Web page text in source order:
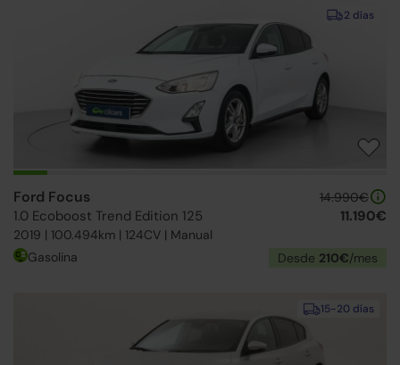
2 días
Ford Focus
1.0 Ecoboost Trend Edition 125
2019 | 100.494km | 124CV | Manual
14.990€
11.190€
Gasolina Desde 210€/mes
15-20 días